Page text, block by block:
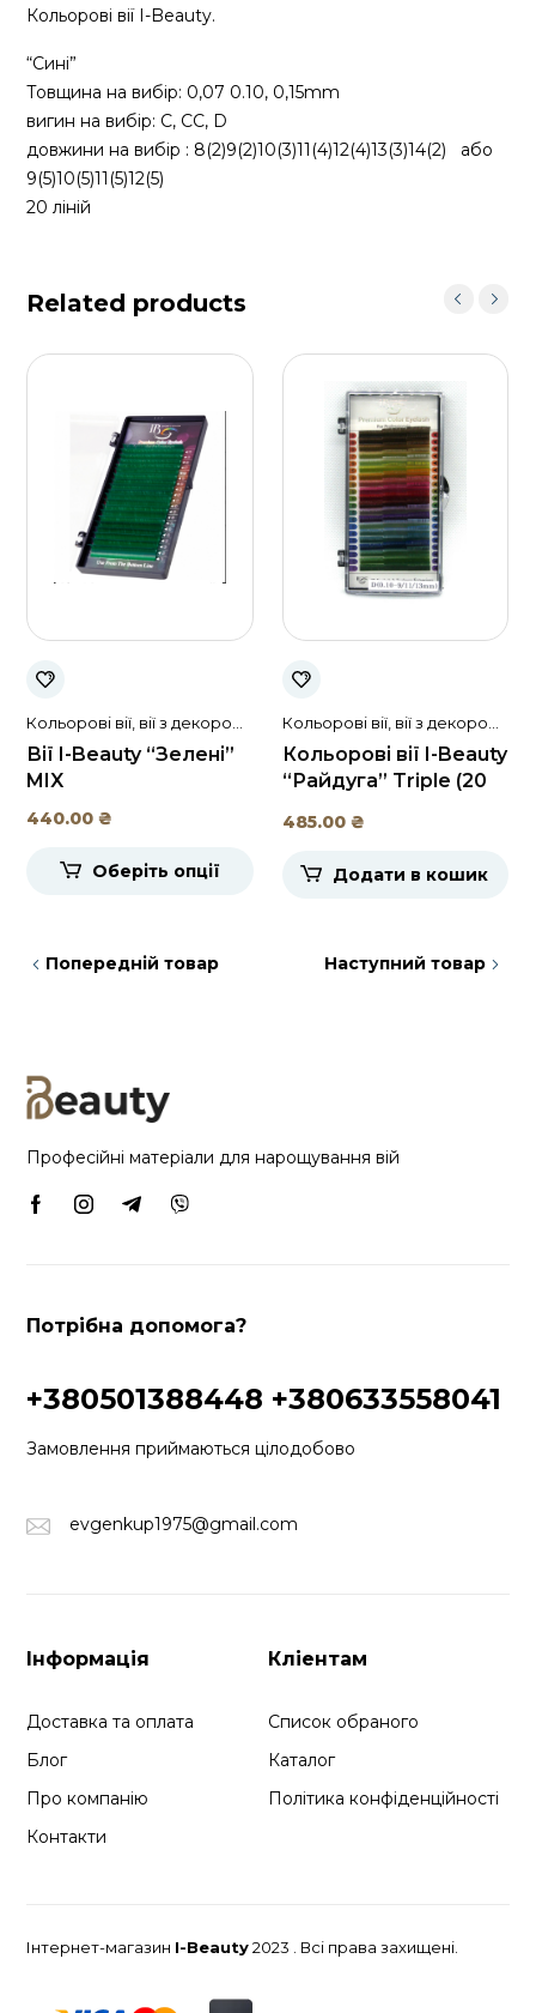
Кольорові вії I-Beauty.
“Сині”
Товщина на вибір: 0,07 0.10, 0,15mm
вигин на вибір: C, СС, D
довжини на вибір : 8(2)9(2)10(3)11(4)12(4)13(3)14(2) або
9(5)10(5)11(5)12(5)
20 ліній
Related products
Кольорові вії, вії з декором
I-Beauty
Вії I-Beauty “Зелені”
MIX
440.00₴
Оберіть опції
Кольорові вії, вії з декором
I-Beauty
Кольорові вії I-Beauty
“Райдуга” Triple (20
485.00 ₴
Додати в кошик
Попередній товар Наступний товар
Професійні матеріали для нарощування вій
Потрібна допомога?
+380501388448 +380633558041
Замовлення приймаються цілодобово
evgenkup1975@gmail.com
Інформація
Доставка та оплата
Блог
Про компанію
Контакти
Кліентам
Список обраного
Каталог
Політика конфіденційності
Інтернет-магазин I-Beauty2023 . Всі права захищені.